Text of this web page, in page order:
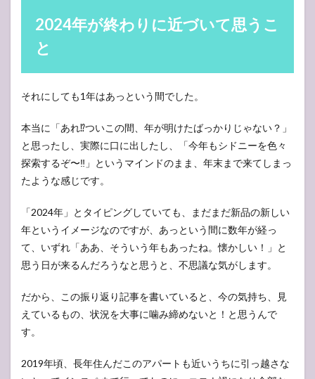
Under
トラリ
どうし
か
2024年が終わりに近づいて思うこ
と
それにしても1年はあっという間でした。
本当に「あれ⁉︎ついこの間、年が明けたばっかりじゃない？」
と思ったし、実際に口に出したし、「今年もシドニーを色々
探索するぞ〜‼︎」というマインドのまま、年末まで来てしまっ
たような感じです。
「2024年」とタイピングしていても、まだまだ新品の新しい
年というイメージなのですが、あっという間に数年が経っ
て、いずれ「ああ、そういう年もあったね。懐かしい！」と
思う日が来るんだろうなと思うと、不思議な気がします。
だから、この振り返り記事を書いていると、今の気持ち、見
えているもの、状況を大事に噛み締めないと！と思うんで
す。
2019年頃、長年住んだこのアパートも近いうちに引っ越さな